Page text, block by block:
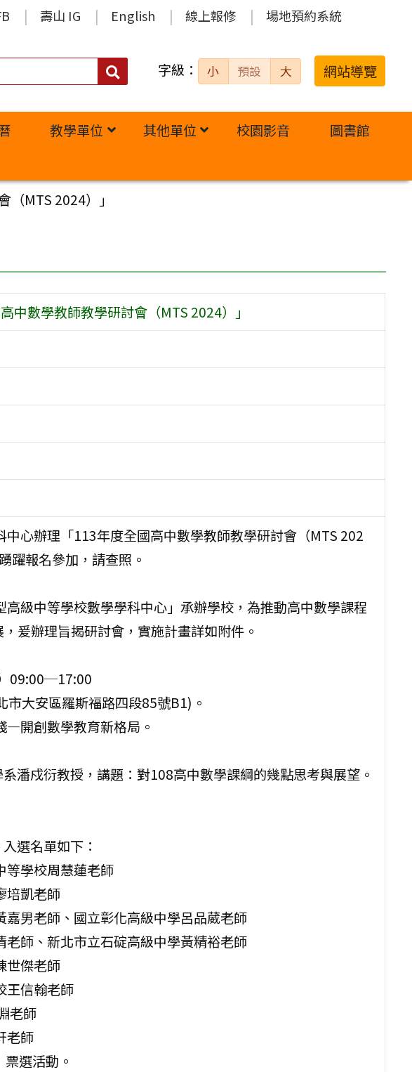
壽山 IG English 線上報修 場地預約系統
搜
字級： 小 預設 大 網站導覽
教學單位 其他單位 校園影音
圖書館
MTS 2024）」
中數學教師教學研討會（MTS 2024）」
心辦理「113年度全國高中數學教師教學研討會（MTS 202
躍報名參加，請查照。
級中等學校數學學科中心」承辦學校，為推動高中數學課程
爰辦理旨揭研討會，實施計畫詳如附件。
09:00─17:00
大安區羅斯福路四段85號B1)。
—開創數學教育新格局。
潘戍衍教授，講題：對108高中數學課綱的幾點思考與展望。
選名單如下：
等學校周慧蓮老師
培凱老師
嘉男老師、國立彰化高級中學呂品葳老師
老師、新北市立石碇高級中學黃精裕老師
世傑老師
王信翰老師
老師
老師
選活動。